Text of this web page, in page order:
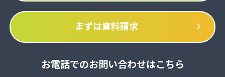
まずは資料請求 chevron_right
お電話でのお問い合わせはこちら